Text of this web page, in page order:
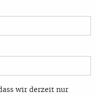
wir derzeit nur